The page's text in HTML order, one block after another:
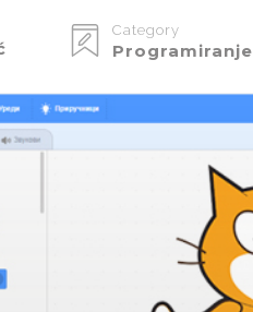
Category
Programiranje